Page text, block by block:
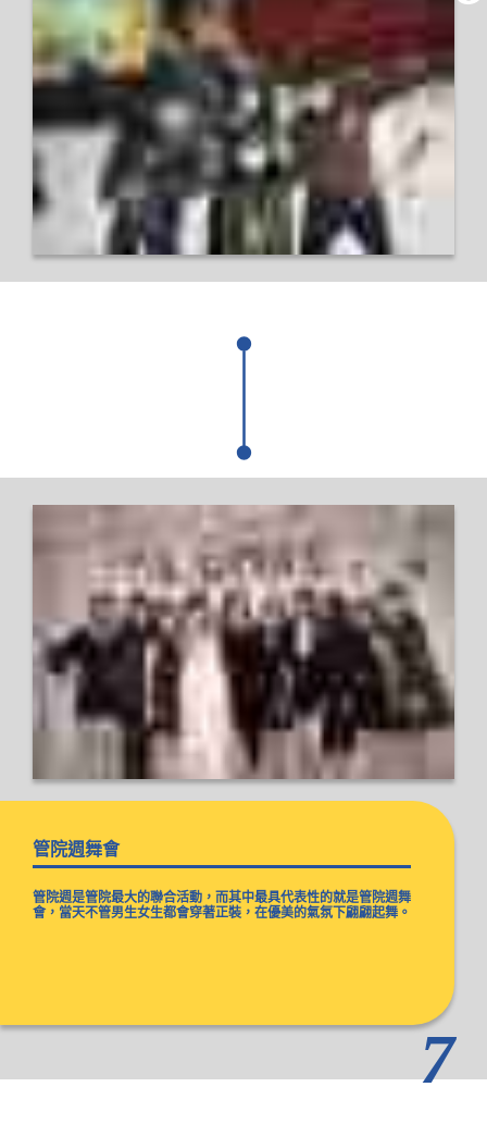
管院週舞會
管院週是管院最大的聯合活動，而其中最具代表性的就是管院週舞
會，當天不管男生女生都會穿著正裝，在優美的氣氛下翩翩起舞。
7